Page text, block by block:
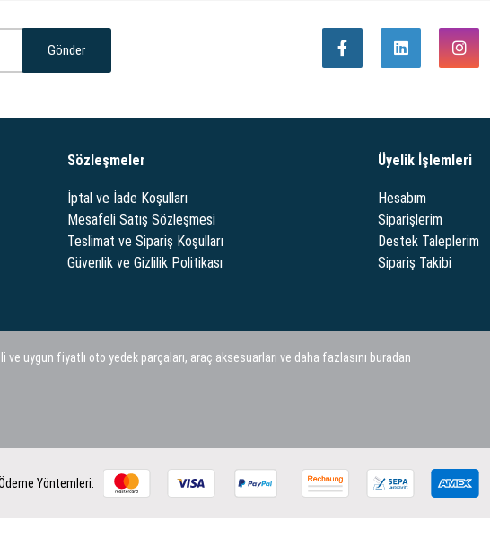
Gönder
Sözleşmeler
İptal ve İade Koşulları
Mesafeli Satış Sözleşmesi
Teslimat ve Sipariş Koşulları
Güvenlik ve Gizlilik Politikası
Üyelik İşlemleri
Hesabım
Siparişlerim
Destek Taleplerim
Sipariş Takibi
uygun fiyatlı oto yedek parçaları, araç aksesuarları ve daha fazlasını buradan
Yöntemleri: